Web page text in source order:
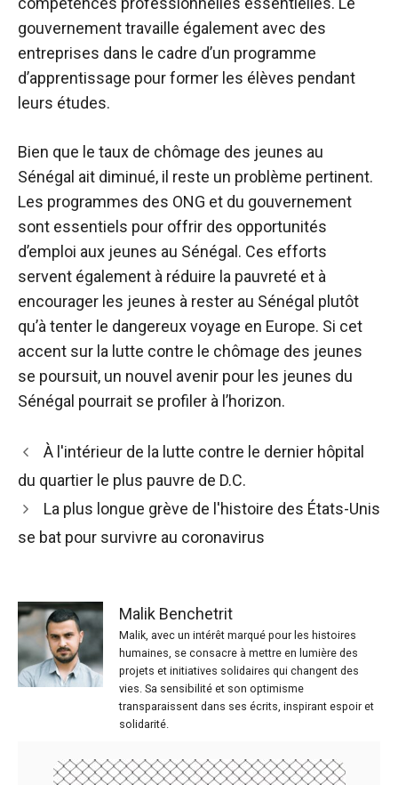
gouvernement travaille également avec des
entreprises dans le cadre d’un programme
d’apprentissage pour former les élèves pendant
leurs études.
Bien que le taux de chômage des jeunes au
Sénégal ait diminué, il reste un problème pertinent.
Les programmes des ONG et du gouvernement
sont essentiels pour offrir des opportunités
d’emploi aux jeunes au Sénégal. Ces efforts
servent également à réduire la pauvreté et à
encourager les jeunes à rester au Sénégal plutôt
qu’à tenter le dangereux voyage en Europe. Si cet
accent sur la lutte contre le chômage des jeunes
se poursuit, un nouvel avenir pour les jeunes du
Sénégal pourrait se profiler à l’horizon.
À l'intérieur de la lutte contre le dernier hôpital
du quartier le plus pauvre de D.C.
La plus longue grève de l'histoire des États-Unis
se bat pour survivre au coronavirus
Malik Benchetrit
Malik, avec un intérêt marqué pour les histoires
humaines, se consacre à mettre en lumière des
projets et initiatives solidaires qui changent des
vies. Sa sensibilité et son optimisme
transparaissent dans ses écrits, inspirant espoir et
solidarité.